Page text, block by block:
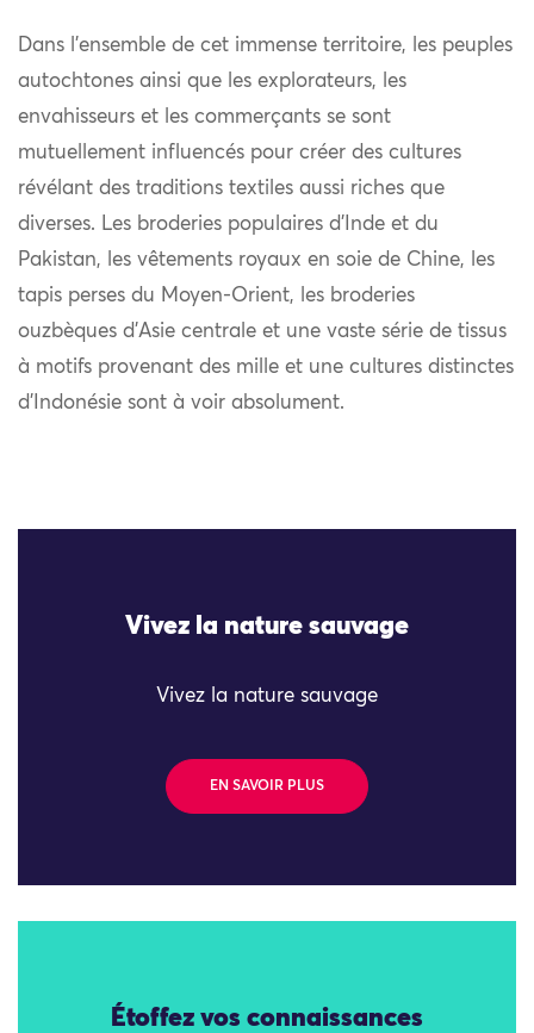
Dans l’ensemble de cet immense territoire, les peuples
autochtones ainsi que les explorateurs, les
envahisseurs et les commerçants se sont
mutuellement influencés pour créer des cultures
révélant des traditions textiles aussi riches que
diverses. Les broderies populaires d’Inde et du
Pakistan, les vêtements royaux en soie de Chine, les
tapis perses du Moyen-Orient, les broderies
ouzbèques d’Asie centrale et une vaste série de tissus
à motifs provenant des mille et une cultures distinctes
d’Indonésie sont à voir absolument.
Vivez la nature sauvage
Vivez la nature sauvage
EN SAVOIR PLUS
Étoffez vos connaissances